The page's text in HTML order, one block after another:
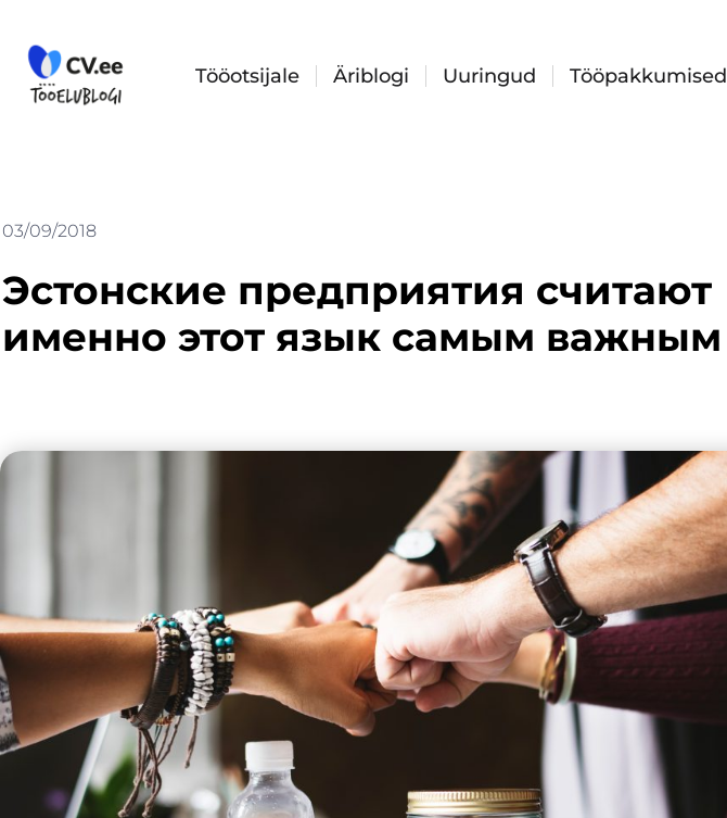
content
Tööotsijale Äriblogi Uuringud Tööpakkumised
03/09/2018
Эстонские предприятия считают
именно этот язык самым важным